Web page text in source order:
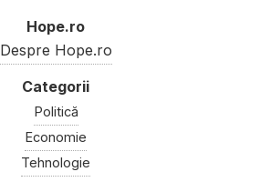
Hope.ro
Despre Hope.ro
Politică
Economie
Tehnologie